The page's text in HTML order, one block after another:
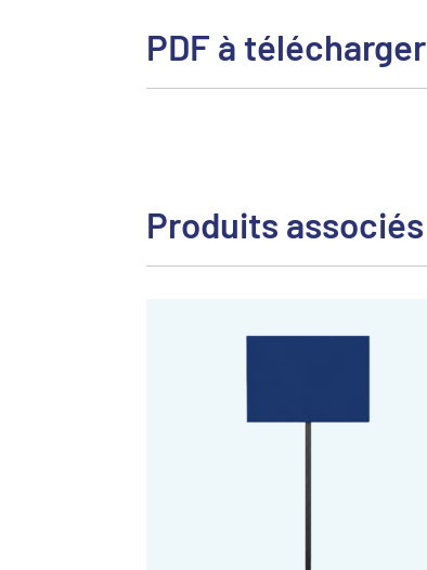
PDF à télécharger
Produits associés